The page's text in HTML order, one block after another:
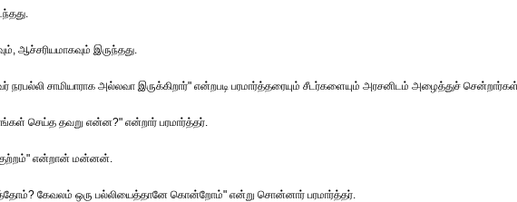
ஆச்சரியமாகவும் இருந்தது.
நரபல்லி சாமியாராக அல்லவா இருக்கிறார்" என்றபடி பரமார்த்தரையும் சீடர்களையும் அரசனிடம் அழைத்துச்
செய்த தவறு என்ன?" என்றார் பரமார்த்தர்.
குற்றம்" என்றான் மன்னன்.
கேவலம் ஒரு பல்லியைத்தானே கொன்றோம்" என்று சொன்னார் பரமார்த்தர்.